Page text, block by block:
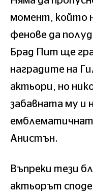
момент, който
фенове да
Брад Пит ще
наградите на
актьори, но
забавната му и
Анистън.
Въпреки тези
актьорът